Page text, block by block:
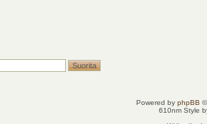
Powered by phpBB
610nm Style